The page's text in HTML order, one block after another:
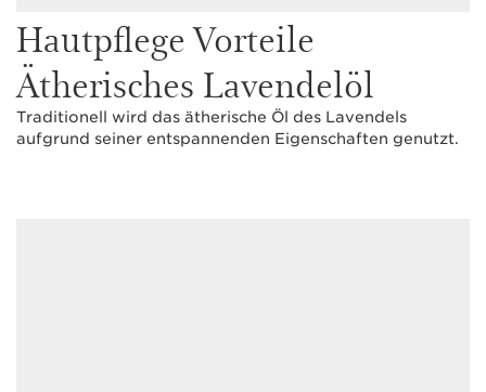
Hautpflege Vorteile
Ätherisches Lavendelöl
Traditionell wird das ätherische Öl des Lavendels
aufgrund seiner entspannenden Eigenschaften genutzt.